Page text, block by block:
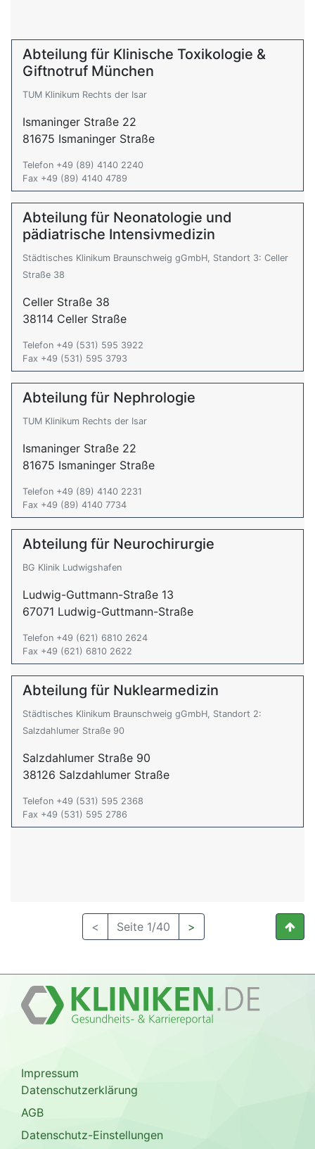
Abteilung für Klinische Toxikologie &
Giftnotruf München
TUM Klinikum Rechts der Isar
Ismaninger Straße 22
81675 Ismaninger Straße
Telefon +49 (89) 4140 2240
Fax +49 (89) 4140 4789
Abteilung für Neonatologie und
pädiatrische Intensivmedizin
Städtisches Klinikum Braunschweig gGmbH, Standort 3: Celler
Straße 38
Celler Straße 38
38114 Celler Straße
Telefon +49 (531) 595 3922
Fax +49 (531) 595 3793
Abteilung für Nephrologie
TUM Klinikum Rechts der Isar
Ismaninger Straße 22
81675 Ismaninger Straße
Telefon +49 (89) 4140 2231
Fax +49 (89) 4140 7734
Abteilung für Neurochirurgie
BG Klinik Ludwigshafen
Ludwig-Guttmann-Straße 13
67071 Ludwig-Guttmann-Straße
Telefon +49 (621) 6810 2624
Fax +49 (621) 6810 2622
Abteilung für Nuklearmedizin
Städtisches Klinikum Braunschweig gGmbH, Standort 2:
Salzdahlumer Straße 90
Salzdahlumer Straße 90
38126 Salzdahlumer Straße
Telefon +49 (531) 595 2368
Fax +49 (531) 595 2786
< Seite 1/40 >
Impressum
Datenschutzerklärung
AGB
Datenschutz-Einstellungen